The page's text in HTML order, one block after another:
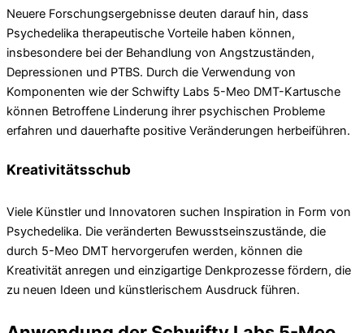
Neuere Forschungsergebnisse deuten darauf hin, dass
Psychedelika therapeutische Vorteile haben können,
insbesondere bei der Behandlung von Angstzuständen,
Depressionen und PTBS. Durch die Verwendung von
Komponenten wie der Schwifty Labs 5-Meo DMT-Kartusche
können Betroffene Linderung ihrer psychischen Probleme
erfahren und dauerhafte positive Veränderungen herbeiführen.
Kreativitätsschub
Viele Künstler und Innovatoren suchen Inspiration in Form von
Psychedelika. Die veränderten Bewusstseinszustände, die
durch 5-Meo DMT hervorgerufen werden, können die
Kreativität anregen und einzigartige Denkprozesse fördern, die
zu neuen Ideen und künstlerischem Ausdruck führen.